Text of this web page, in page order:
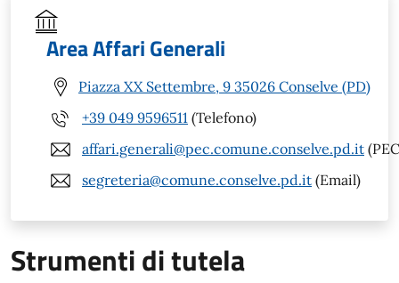
Area Affari Generali
Piazza XX Settembre, 9 35026 Conselve (PD)
+39 049 9596511 (Telefono)
affari.generali@pec.comune.conselve.pd.it
segreteria@comune.conselve.pd.it (Email)
Strumenti di tutela